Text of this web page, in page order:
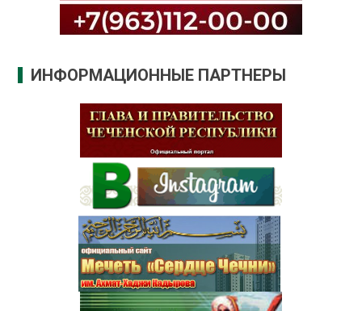
ИНФОРМАЦИОННЫЕ ПАРТНЕРЫ